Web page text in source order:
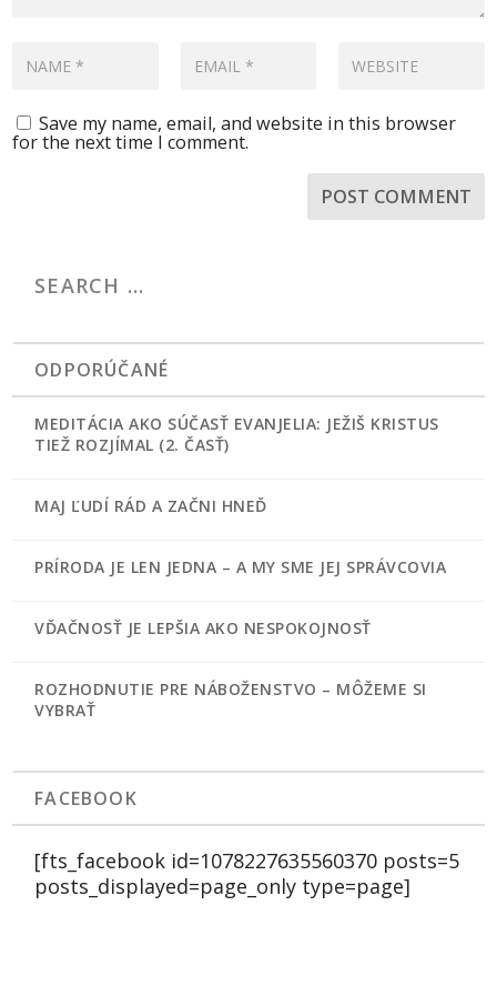
Save my name, email, and website in this browser
for the next time I comment.
ODPORÚČANÉ
MEDITÁCIA AKO SÚČASŤ EVANJELIA: JEŽIŠ KRISTUS
TIEŽ ROZJÍMAL (2. ČASŤ)
MAJ ĽUDÍ RÁD A ZAČNI HNEĎ
PRÍRODA JE LEN JEDNA – A MY SME JEJ SPRÁVCOVIA
VĎAČNOSŤ JE LEPŠIA AKO NESPOKOJNOSŤ
ROZHODNUTIE PRE NÁBOŽENSTVO – MÔŽEME SI
VYBRAŤ
FACEBOOK
[fts_facebook id=1078227635560370 posts=5
posts_displayed=page_only type=page]